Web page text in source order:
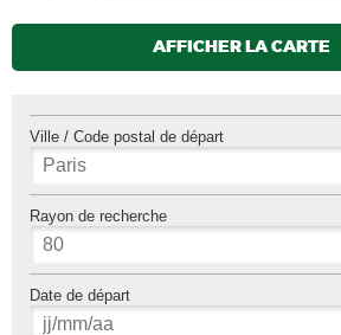
AFFICHER LA CARTE
Ville / Code postal de départ
Rayon de recherche
Date de départ